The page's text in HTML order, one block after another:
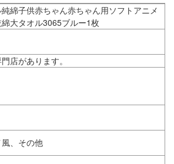
綿子供赤ちゃん赤ちゃん用ソフトアニメ
大タオル3065ブルー1枚
店があります。
、その他